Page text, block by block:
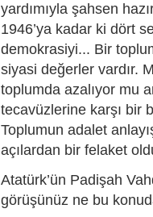
yardımıyla şahsen
1946’ya kadar ki dört
demokrasiyi... Bir
siyasi değerler vardır.
toplumda azalıyor mu
tecavüzlerine karşı bir
Toplumun adalet
açılardan bir felaket
Atatürk’ün Padişah
görüşünüz ne bu